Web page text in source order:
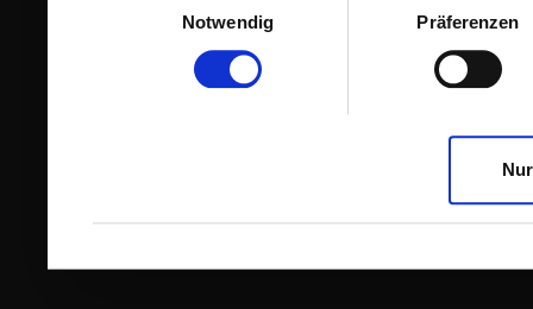
Notwendig
Präferenzen